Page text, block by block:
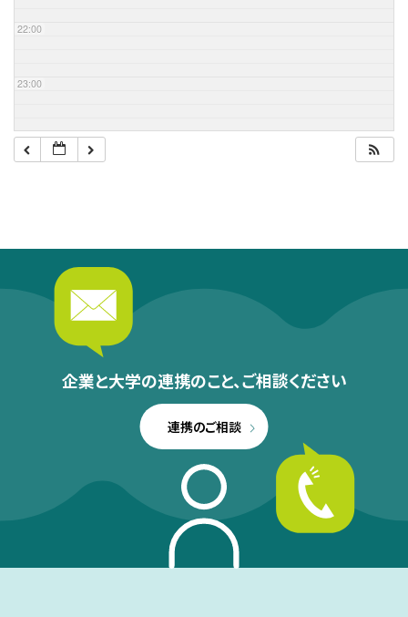
22:00
23:00
企業と大学の連携のこと、ご相談ください
連携のご相談